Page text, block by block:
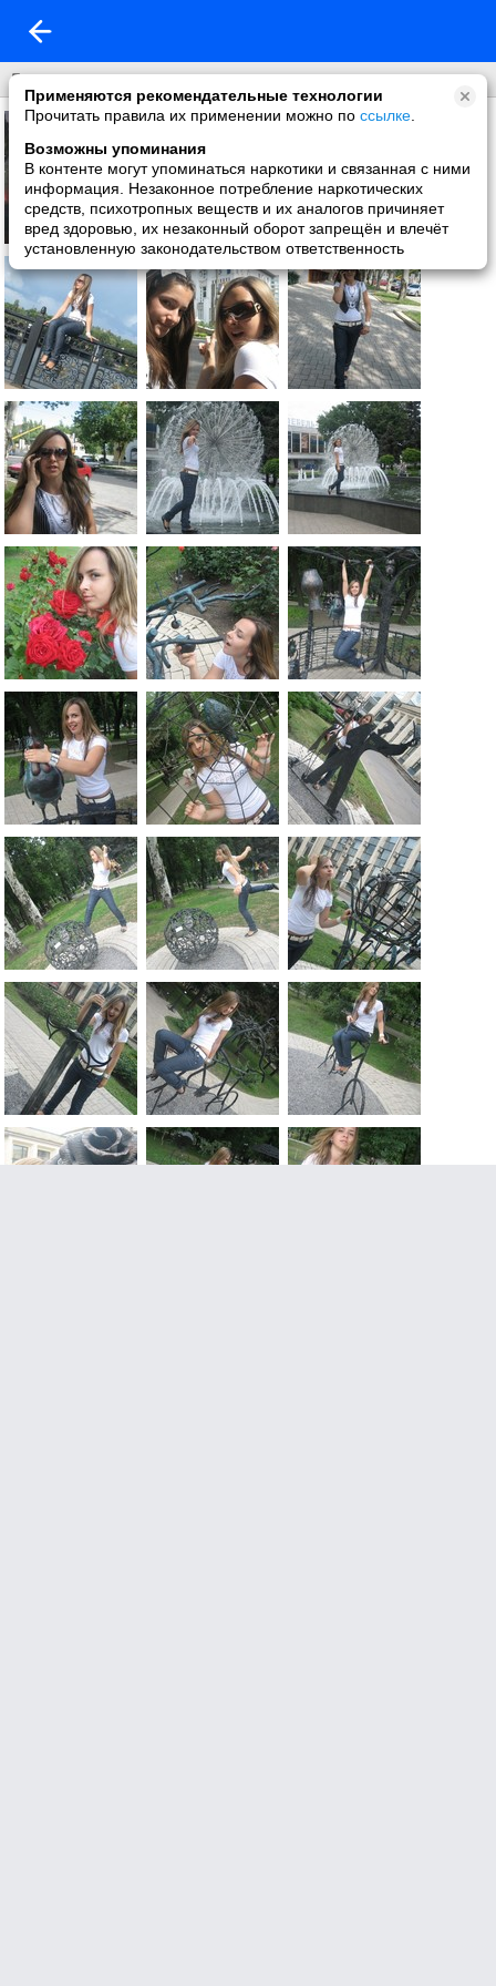
Применяются рекомендательные технологии
Прочитать правила их применении можно по ссылке
Возможны упоминания
В контенте могут упоминаться наркотики и связанная с ними
информация. Незаконное потребление наркотических
средств, психотропных веществ и их аналогов причиняет
вред здоровью, их незаконный оборот запрещён и влечёт
установленную законодательством ответственность
Донецк и дончане